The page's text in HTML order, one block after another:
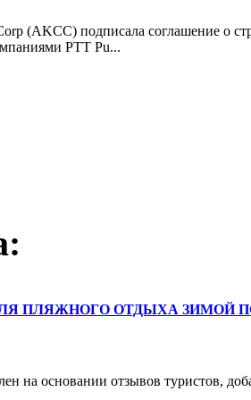
(AKCC) подписала соглашение о
PTT Pu...
ПЛЯЖНОГО ОТДЫХА ЗИМОЙ
на основании отзывов туристов,